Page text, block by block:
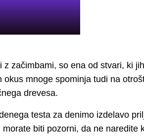
z začimbami, so ena od stvari, ki
okus mnoge spominja tudi na
drevesa.
testa za denimo izdelavo
biti pozorni, da ne naredite